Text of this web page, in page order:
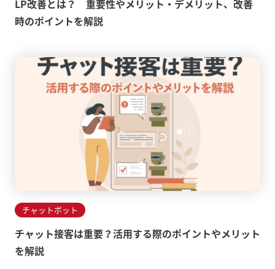
LP改善とは？ 重要性やメリット・デメリット、改善
時のポイントを解説
チャットボット
チャット接客は重要？活用する際のポイントやメリット
を解説